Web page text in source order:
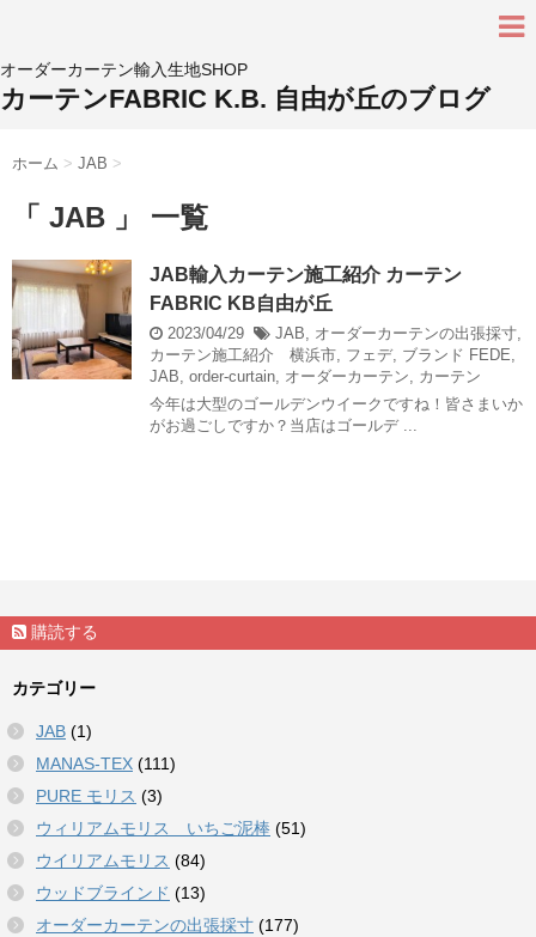
オーダーカーテン輸入生地SHOP
カーテンFABRIC K.B. 自由が丘のブログ
ホーム > JAB >
「 JAB 」 一覧
JAB輸入カーテン施工紹介 カーテン
FABRIC KB自由が丘
2023/04/29 JAB, オーダーカーテンの出張採寸,
カーテン施工紹介 横浜市, フェデ, ブランド FEDE,
JAB, order-curtain, オーダーカーテン, カーテン
今年は大型のゴールデンウイークですね！皆さまいか
がお過ごしですか？当店はゴールデ ...
購読する
カテゴリー
JAB (1)
MANAS-TEX (111)
PURE モリス (3)
ウィリアムモリス いちご泥棒 (51)
ウイリアムモリス (84)
ウッドブラインド (13)
オーダーカーテンの出張採寸 (177)